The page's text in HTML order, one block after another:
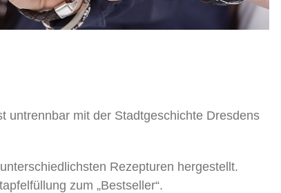
untrennbar mit der Stadtgeschichte Dresdens
Rezepturen hergestellt.
zum „Bestseller“.